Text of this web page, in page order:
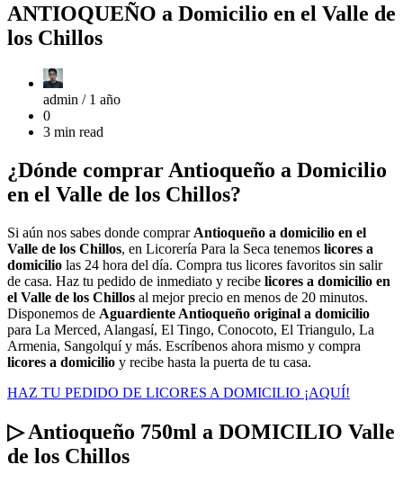
ANTIOQUEÑO a Domicilio en el Valle de
los Chillos
admin / 1 año
0
3 min read
¿Dónde comprar Antioqueño a Domicilio
en el Valle de los Chillos?
Si aún nos sabes donde comprar Antioqueño a domicilio en el
Valle de los Chillos, en Licorería Para la Seca tenemos licores a
domicilio las 24 hora del día. Compra tus licores favoritos sin salir
de casa. Haz tu pedido de inmediato y recibe licores a domicilio en
el Valle de los Chillos al mejor precio en menos de 20 minutos.
Disponemos de Aguardiente Antioqueño original a domicilio
para La Merced, Alangasí, El Tingo, Conocoto, El Triangulo, La
Armenia, Sangolquí y más. Escríbenos ahora mismo y compra
licores a domicilio y recibe hasta la puerta de tu casa.
HAZ TU PEDIDO DE LICORES A DOMICILIO ¡AQUÍ!
▷ Antioqueño 750ml a DOMICILIO Valle
de los Chillos